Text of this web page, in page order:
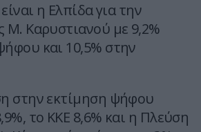
η Ελπίδα για την
Μ. Καρυστιανού με 9,2%
και 10,5% στην
στην εκτίμηση ψήφου
το ΚΚΕ 8,6% και η Πλεύση